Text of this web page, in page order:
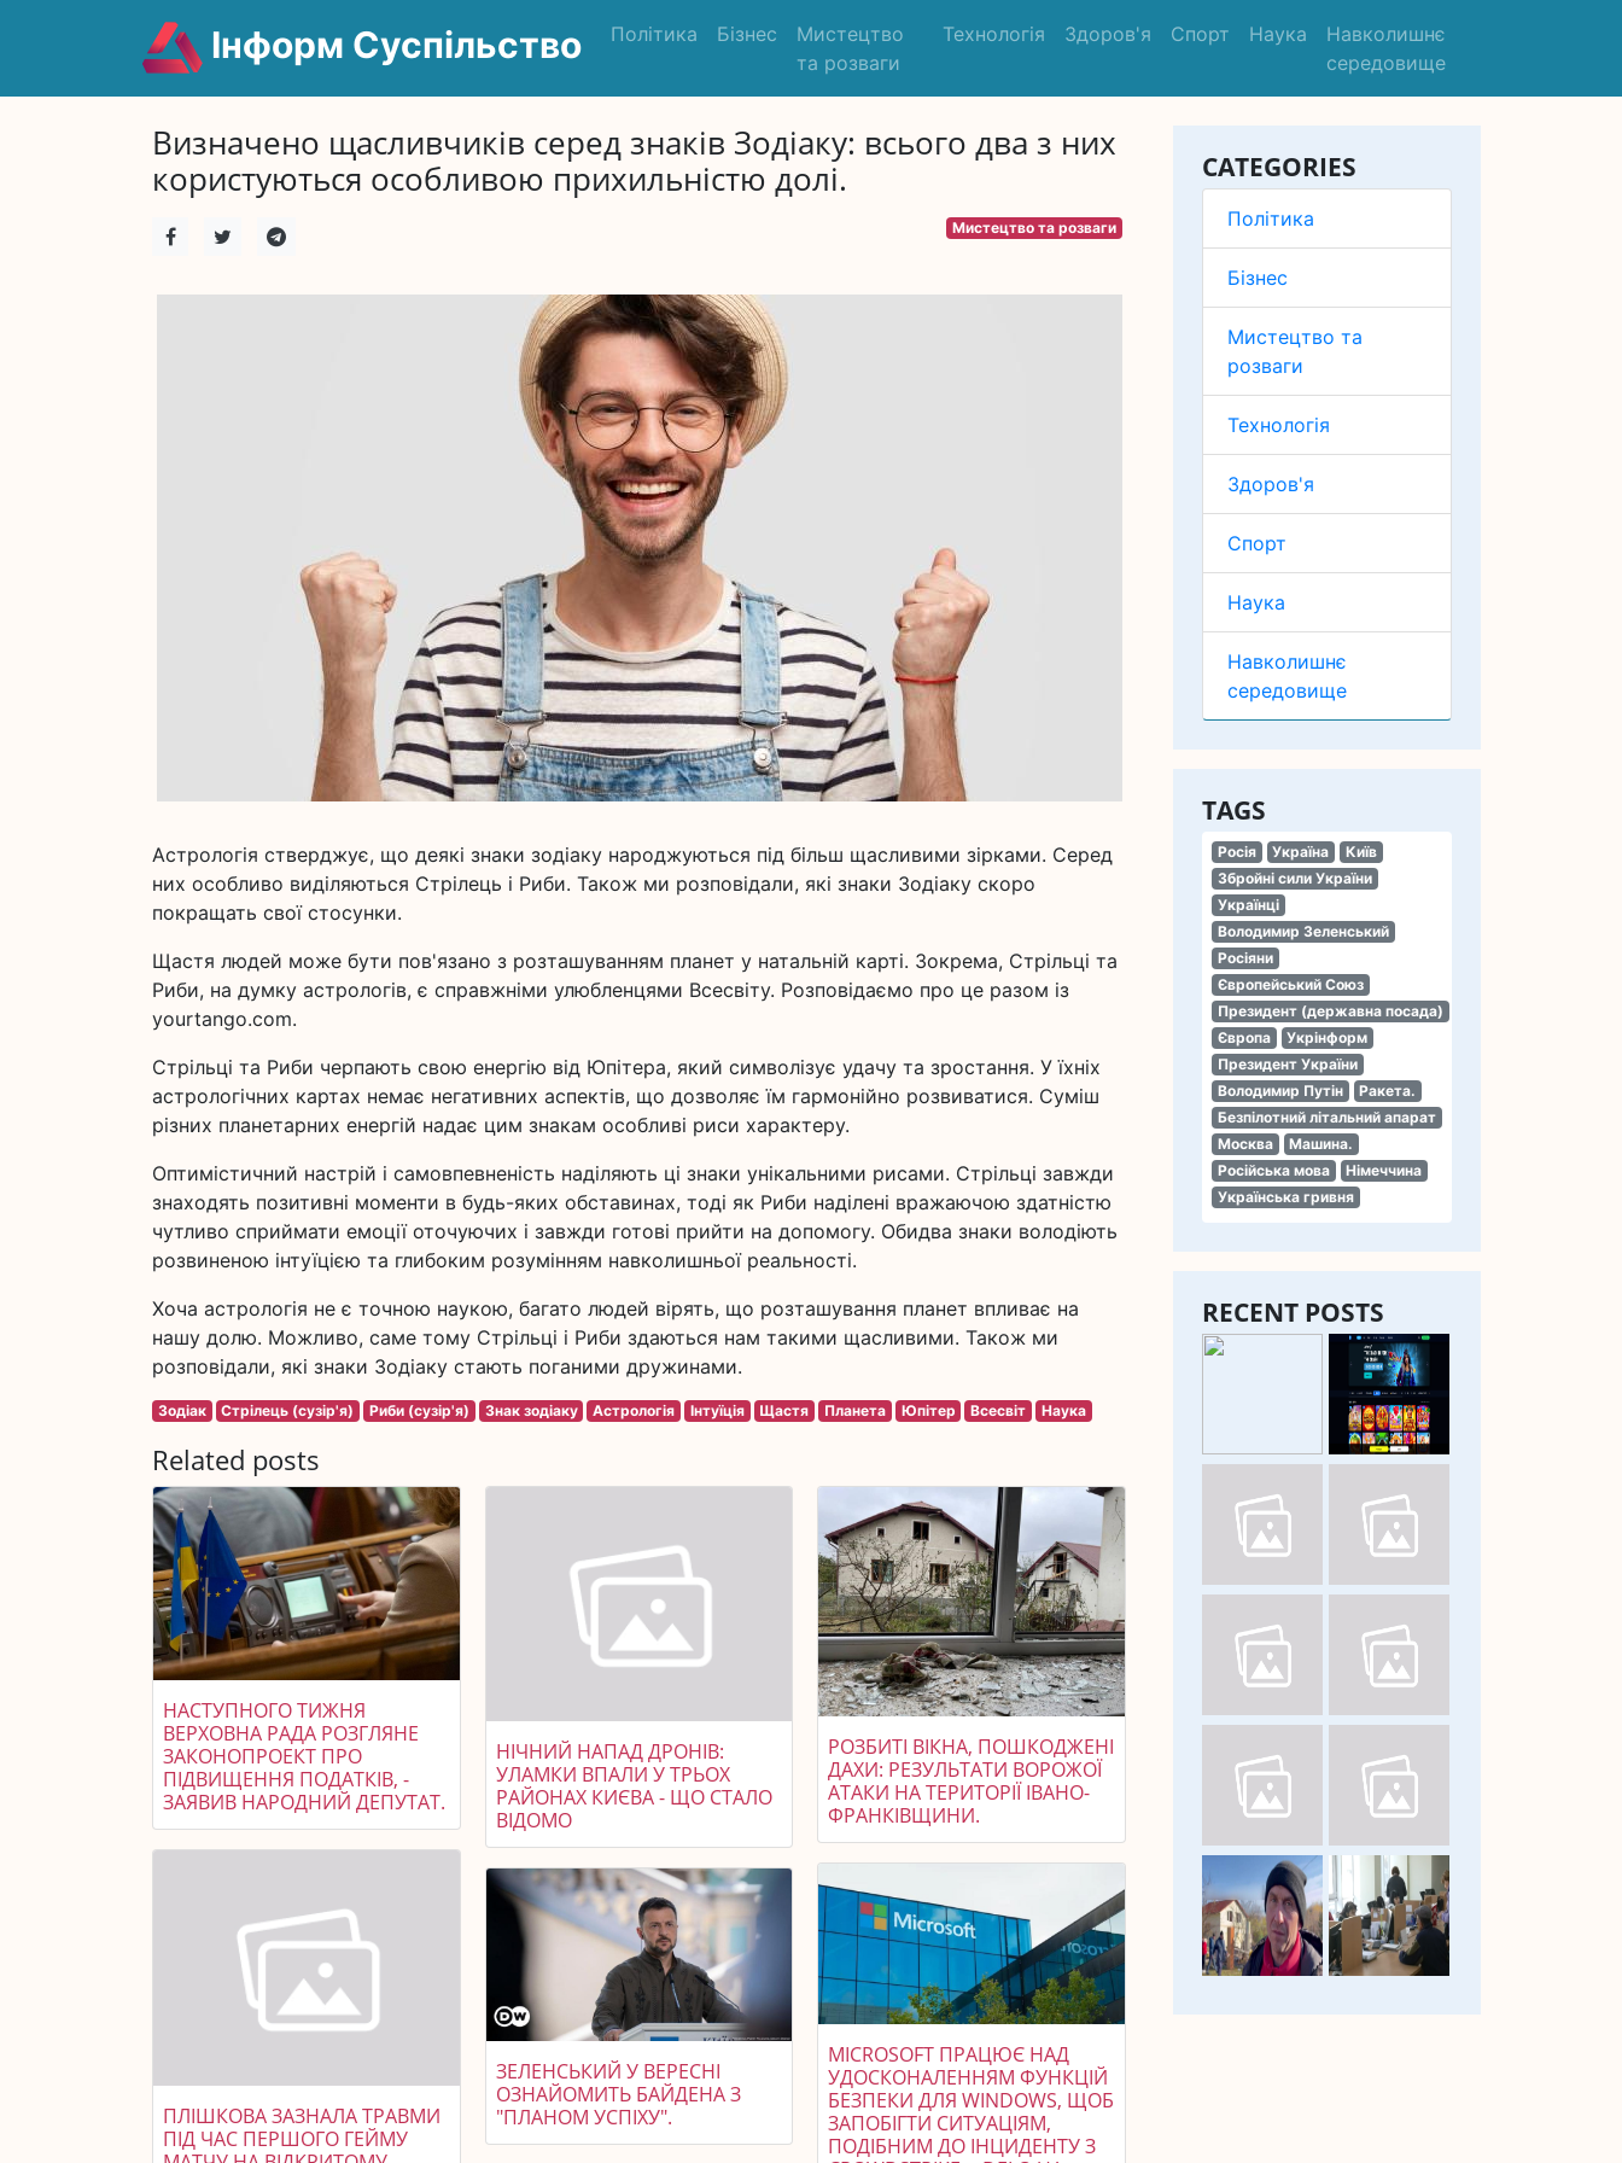
Інформ Суспільство Політика Бізнес
Мистецтво
та розваги
Технологія Здоров'я Спорт Наука
Навколишнє
середовище
CATEGORIES
Політика
Бізнес
Мистецтво та
розваги
Технологія
Здоров'я
Спорт
Наука
Навколишнє
середовище
TAGS
Росія Україна
Київ
Збройні сили України
Українці
Володимир Зеленський
Росіяни
Європейський Союз
Президент (державна посада)
Європа
Укрінформ
Президент України
Володимир Путін
Ракета.
Безпілотний літальний апарат
Москва
Машина.
Російська мова
Німеччина
Українська гривня
RECENT POSTS
Визначено щасливчиків серед знаків Зодіаку: всього два з них
користуються особливою прихильністю долі.
Мистецтво та розваги
Астрологія стверджує, що деякі знаки зодіаку народжуються під більш щасливими зірками. Серед
них особливо виділяються Стрілець і Риби. Також ми розповідали, які знаки Зодіаку скоро
покращать свої стосунки.
Щастя людей може бути пов'язано з розташуванням планет у натальній карті. Зокрема, Стрільці та
Риби, на думку астрологів, є справжніми улюбленцями Всесвіту. Розповідаємо про це разом із
yourtango.com.
Стрільці та Риби черпають свою енергію від Юпітера, який символізує удачу та зростання. У їхніх
астрологічних картах немає негативних аспектів, що дозволяє їм гармонійно розвиватися. Суміш
різних планетарних енергій надає цим знакам особливі риси характеру.
Оптимістичний настрій і самовпевненість наділяють ці знаки унікальними рисами. Стрільці завжди
знаходять позитивні моменти в будь-яких обставинах, тоді як Риби наділені вражаючою здатністю
чутливо сприймати емоції оточуючих і завжди готові прийти на допомогу. Обидва знаки володіють
розвиненою інтуїцією та глибоким розумінням навколишньої реальності.
Хоча астрологія не є точною наукою, багато людей вірять, що розташування планет впливає на
нашу долю. Можливо, саме тому Стрільці і Риби здаються нам такими щасливими. Також ми
розповідали, які знаки Зодіаку стають поганими дружинами.
Зодіак Стрілець (сузір'я) Риби (сузір'я) Знак зодіаку Астрологія Інтуїція Щастя Планета Юпітер Всесвіт Наука
Related posts
НАСТУПНОГО ТИЖНЯ
ВЕРХОВНА РАДА РОЗГЛЯНЕ
ЗАКОНОПРОЕКТ ПРО
ПІДВИЩЕННЯ ПОДАТКІВ, -
ЗАЯВИВ НАРОДНИЙ ДЕПУТАТ.
ПЛІШКОВА ЗАЗНАЛА ТРАВМИ
ПІД ЧАС ПЕРШОГО ГЕЙМУ
НІЧНИЙ НАПАД ДРОНІВ:
УЛАМКИ ВПАЛИ У ТРЬОХ
РАЙОНАХ КИЄВА - ЩО СТАЛО
ВІДОМО
ЗЕЛЕНСЬКИЙ У ВЕРЕСНІ
ОЗНАЙОМИТЬ БАЙДЕНА З
"ПЛАНОМ УСПІХУ".
РОЗБИТІ ВІКНА, ПОШКОДЖЕНІ
ДАХИ: РЕЗУЛЬТАТИ ВОРОЖОЇ
АТАКИ НА ТЕРИТОРІЇ ІВАНО-
ФРАНКІВЩИНИ.
MICROSOFT ПРАЦЮЄ НАД
УДОСКОНАЛЕННЯМ ФУНКЦІЙ
БЕЗПЕКИ ДЛЯ WINDOWS, ЩОБ
ЗАПОБІГТИ СИТУАЦІЯМ,
ПОДІБНИМ ДО ІНЦИДЕНТУ З